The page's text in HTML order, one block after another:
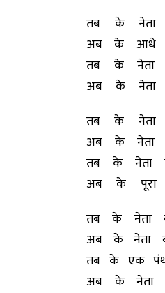
तब के नेता
अब के आधे
तब के नेता
अब के नेता
तब के नेता
अब के नेता
तब के नेता
अब के पूरा
तब के नेता
अब के नेता
तब के एक
अब के नेता